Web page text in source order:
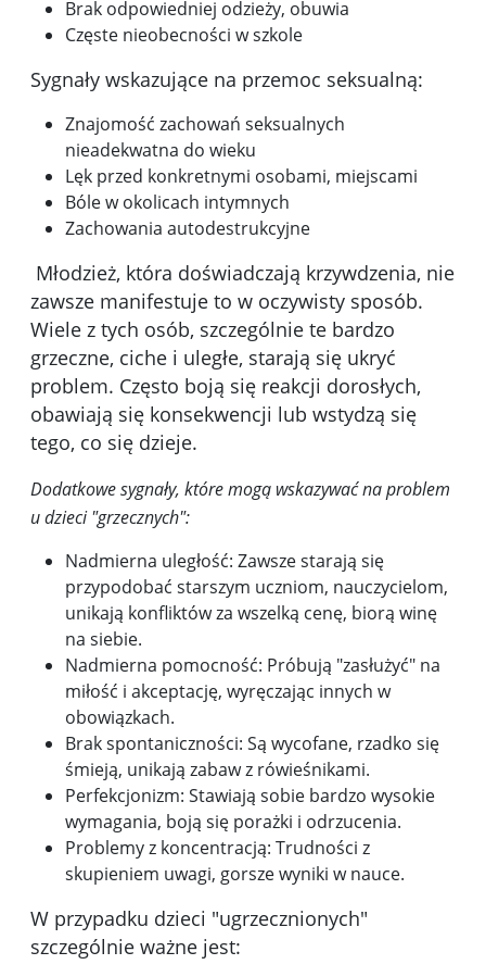
Brak odpowiedniej odzieży, obuwia
Częste nieobecności w szkole
Sygnały wskazujące na przemoc seksualną:
Znajomość zachowań seksualnych
nieadekwatna do wieku
Lęk przed konkretnymi osobami, miejscami
Bóle w okolicach intymnych
Zachowania autodestrukcyjne
Młodzież, która doświadczają krzywdzenia, nie
zawsze manifestuje to w oczywisty sposób.
Wiele z tych osób, szczególnie te bardzo
grzeczne, ciche i uległe, starają się ukryć
problem. Często boją się reakcji dorosłych,
obawiają się konsekwencji lub wstydzą się
tego, co się dzieje.
Dodatkowe sygnały, które mogą wskazywać na problem
u dzieci "grzecznych":
Nadmierna uległość: Zawsze starają się
przypodobać starszym uczniom, nauczycielom,
unikają konfliktów za wszelką cenę, biorą winę
na siebie.
Nadmierna pomocność: Próbują "zasłużyć" na
miłość i akceptację, wyręczając innych w
obowiązkach.
Brak spontaniczności: Są wycofane, rzadko się
śmieją, unikają zabaw z rówieśnikami.
Perfekcjonizm: Stawiają sobie bardzo wysokie
wymagania, boją się porażki i odrzucenia.
Problemy z koncentracją: Trudności z
skupieniem uwagi, gorsze wyniki w nauce.
W przypadku dzieci "ugrzecznionych"
szczególnie ważne jest: